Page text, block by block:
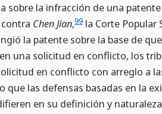
sobre la infracción de una
contra Chen Jian,99 la Corte Popular
la patente sobre la base de
una solicitud en conflicto, los
en conflicto con arreglo a
que las defensas basadas en la
en su definición y